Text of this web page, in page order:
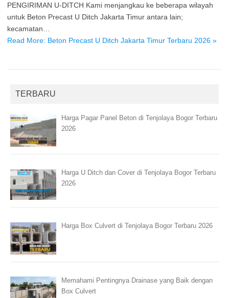
PENGIRIMAN U-DITCH Kami menjangkau ke beberapa wilayah
untuk Beton Precast U Ditch Jakarta Timur antara lain;
kecamatan…
Read More: Beton Precast U Ditch Jakarta Timur Terbaru 2026 »
TERBARU
Harga Pagar Panel Beton di Tenjolaya Bogor Terbaru
2026
Harga U Ditch dan Cover di Tenjolaya Bogor Terbaru
2026
Harga Box Culvert di Tenjolaya Bogor Terbaru 2026
Memahami Pentingnya Drainase yang Baik dengan
Box Culvert